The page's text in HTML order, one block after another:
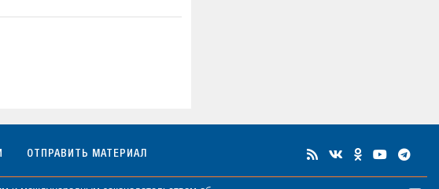
ОТПРАВИТЬ МАТЕРИАЛ